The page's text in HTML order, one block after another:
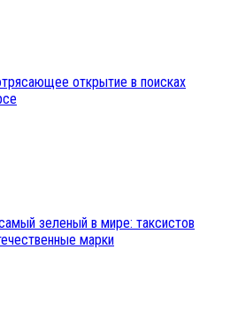
открытие в поисках
зеленый в мире: таксистов
марки